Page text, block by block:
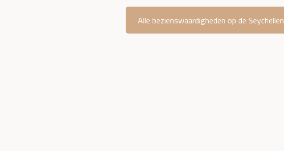
Alle bezienswaardigheden op de Seychellen